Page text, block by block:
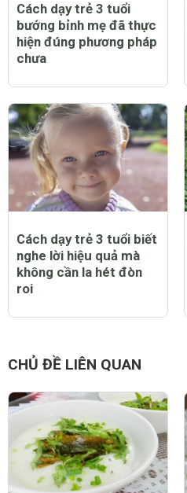
Cách dạy trẻ 3 tuổi
bướng bỉnh mẹ đã thực
hiện đúng phương pháp
chưa
Cách dạy trẻ 3 tuổi biết
nghe lời hiệu quả mà
không cần la hét đòn
roi
CHỦ ĐỀ LIÊN QUAN